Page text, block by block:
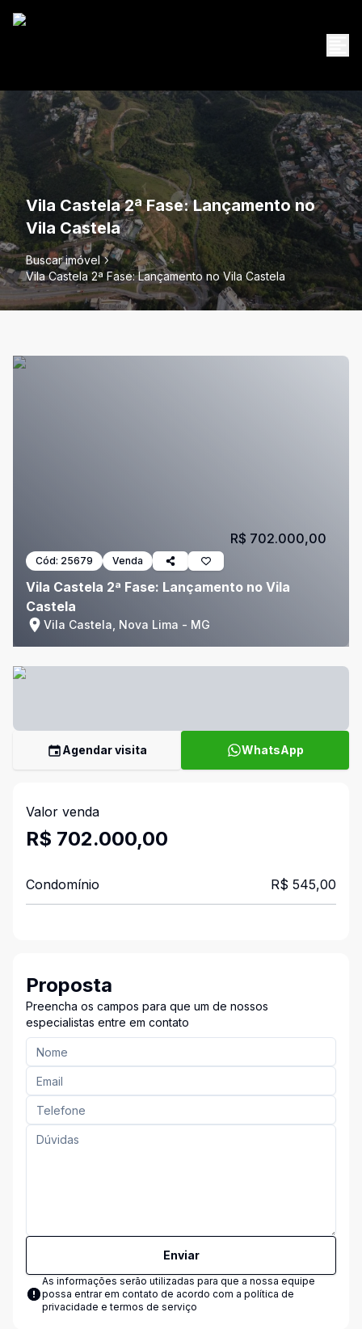
Vila Castela 2ª Fase: Lançamento no
Vila Castela
Buscar imóvel
Vila Castela 2ª Fase: Lançamento no Vila Castela
Cód: 25679 Venda
Vila Castela 2ª Fase: Lançamento no Vila
Castela
Vila Castela, Nova Lima - MG
R$ 702.000,00
Agendar visita WhatsApp
Valor venda
R$ 702.000,00
Condomínio R$ 545,00
Proposta
Preencha os campos para que um de nossos
especialistas entre em contato
Enviar
As informações serão utilizadas para que a nossa equipe
possa entrar em contato de acordo com a política de
privacidade e termos de serviço